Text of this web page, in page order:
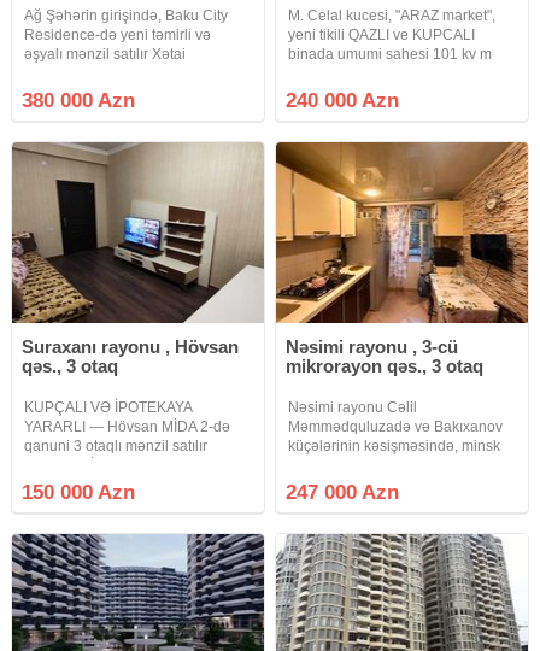
Ağ Şəhərin girişində, Baku City
Residence-də yeni təmirli və
əşyalı mənzil satılır Xətai
Şəhər layihəsinə daxil olan
prestijli Baku City Residence
təmir olunmuş
380 000 Azn
M. Celal kucesi, "ARAZ market",
yeni tikili QAZLI ve KUPCALI
binada umumi sahesi 101 kv m
menzil satilir. Mertebe 16/10, yaxsi
temir, doseme parket,
240 000 Azn
Suraxanı rayonu , Hövsan
qəs., 3 otaq
KUPÇALI VƏ İPOTEKAYA
YARARLI — Hövsan MİDA 2-də
qanuni 3 otaqlı mənzil satılır
Kompleksində, 35 nömrəli binanın
13-cü girişində, 9 mərtəbəli
yerləşən qanuni 3 otaqlı
150 000 Azn
Nəsimi rayonu , 3-cü
mikrorayon qəs., 3 otaq
Nəsimi rayonu Cəlil
Məmmədquluzadə və Bakıxanov
küçələrinin kəsişməsində, minsk
mərtəbəsində, 3 otaqlı 70 kv.m. pol
parket, podvallı, orta təmirli mənzil
247 000 Azn